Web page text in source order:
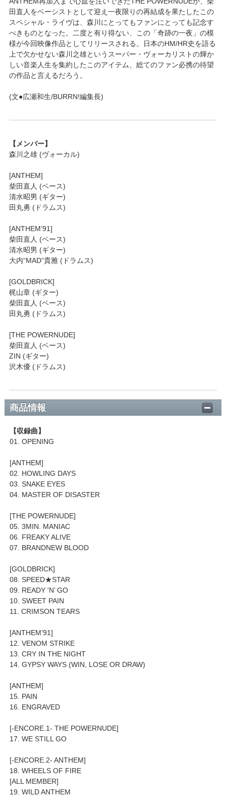
田直人をベーシストとして迎え一夜限りの再結成を果たしたこの
スペシャル・ライヴは、森川にとってもファンにとっても記念す
べきものとなった。二度と有り得ない、この「奇跡の一夜」の模
様が今回映像作品としてリリースされる。日本のHM/HR史を語る
上で欠かせない森川之雄というスーパー・ヴォーカリストの輝か
しい音楽人生を集約したこのアイテム、総てのファン必携の待望
の作品と言えるだろう。
(文●広瀬和生/BURRN!編集長)
【メンバー】
森川之雄 (ヴォーカル)
[ANTHEM]
柴田直人 (ベース)
清水昭男 (ギター)
田丸勇 (ドラムス)
[ANTHEM’91]
柴田直人 (ベース)
清水昭男 (ギター)
大内“MAD”貴雅 (ドラムス)
[GOLDBRICK]
梶山章 (ギター)
柴田直人 (ベース)
田丸勇 (ドラムス)
[THE POWERNUDE]
柴田直人 (ベース)
ZIN (ギター)
沢木優 (ドラムス)
商品情報
【収録曲】
01. OPENING
[ANTHEM]
02. HOWLING DAYS
03. SNAKE EYES
04. MASTER OF DISASTER
[THE POWERNUDE]
05. 3MIN. MANIAC
06. FREAKY ALIVE
07. BRANDNEW BLOOD
[GOLDBRICK]
08. SPEED★STAR
09. READY 'N’ GO
10. SWEET PAIN
11. CRIMSON TEARS
[ANTHEM’91]
12. VENOM STRIKE
13. CRY IN THE NIGHT
14. GYPSY WAYS (WIN, LOSE OR DRAW)
[ANTHEM]
15. PAIN
16. ENGRAVED
[-ENCORE.1- THE POWERNUDE]
17. WE STILL GO
[-ENCORE.2- ANTHEM]
18. WHEELS OF FIRE
[ALL MEMBER]
19. WILD ANTHEM